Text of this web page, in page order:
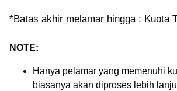
*Batas akhir melamar hingga : Kuota
NOTE:
Hanya pelamar yang memenuhi
biasanya akan diproses lebih